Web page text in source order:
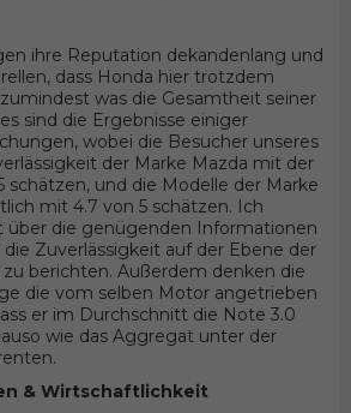
ihre Reputation dekandenlang und
dass Honda hier trotzdem
was die Gesamtheit seiner
sind die Ergebnisse einiger
wobei die Besucher unseres
der Marke Mazda mit der
schätzen, und die Modelle der Marke
mit 4.7 von 5 schätzen. Ich
über die genügenden Informationen
Zuverlässigkeit auf der Ebene der
berichten. Außerdem denken die
die vom selben Motor angetrieben
er im Durchschnitt die Note 3.0
wie das Aggregat unter der
& Wirtschaftlichkeit